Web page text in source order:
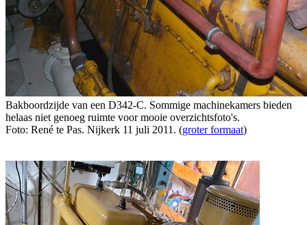
Bakboordzijde van een D342-C. Sommige machinekamers bieden
helaas niet genoeg ruimte voor mooie overzichtsfoto's.
Foto: René te Pas. Nijkerk 11 juli 2011. (groter formaat)